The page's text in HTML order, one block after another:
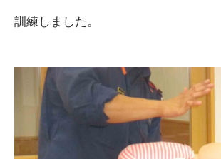
訓練しました。